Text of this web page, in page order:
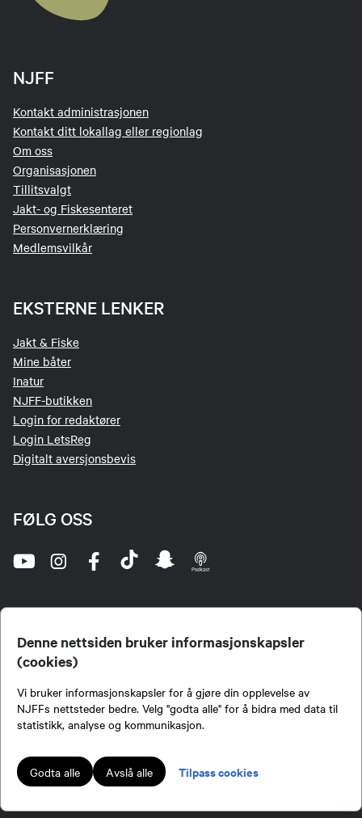
Denne nettsiden bruker informasjonskapsler
(cookies)
Vi bruker informasjonskapsler for å gjøre din opplevelse av
NJFFs nettsteder bedre. Velg "godta alle" for å bidra med data til
statistikk, analyse og kommunikasjon.
Godta alle Avslå alle Tilpass cookies
NJFF
Kontakt administrasjonen
Kontakt ditt lokallag eller regionlag
Om oss
Organisasjonen
Tillitsvalgt
Jakt- og Fiskesenteret
Personvernerklæring
Medlemsvilkår
EKSTERNE LENKER
Jakt & Fiske
Mine båter
Inatur
NJFF-butikken
Login for redaktører
Login LetsReg
Digitalt aversjonsbevis
FØLG OSS
jegere og sportsfiskere og et av de viktigste miljøene for formidling av kunnskap om jakt og
fiske i Norge. Vi er en partipolitisk nøytral organisasjon, men har et sterkt jakt-, fiske-, og
naturpolitisk engasjement i mange saker.
Lokalforeninger tilsluttet Norges Jeger- og Fiskerforbund har ansvar for innhold de
publiserer på njff.no.